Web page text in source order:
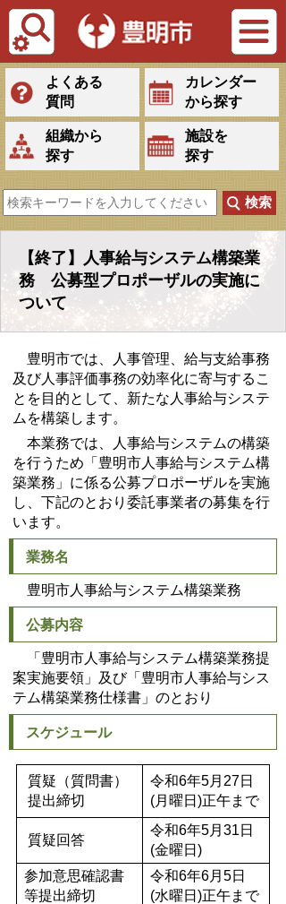
Tiếng Việt
よくある
質問
カレンダー
から探す
組織から
探す
施設を
探す
【終了】人事給与システム構築業
務 公募型プロポーザルの実施に
ついて
豊明市では、人事管理、給与支給事務
及び人事評価事務の効率化に寄与するこ
とを目的として、新たな人事給与システ
ムを構築します。
本業務では、人事給与システムの構築
を行うため「豊明市人事給与システム構
築業務」に係る公募プロポーザルを実施
し、下記のとおり委託事業者の募集を行
います。
業務名
豊明市人事給与システム構築業務
公募内容
「豊明市人事給与システム構築業務提
案実施要領」及び「豊明市人事給与シス
テム構築業務仕様書」のとおり
スケジュール
質疑（質問書）
提出締切
令和6年5月27日
(月曜日)正午まで
質疑回答
令和6年5月31日
(金曜日)
参加意思確認書
等提出締切
令和6年6月5日
(水曜日)正午まで